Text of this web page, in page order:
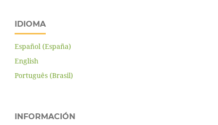
IDIOMA
Español (España)
English
Português (Brasil)
INFORMACIÓN